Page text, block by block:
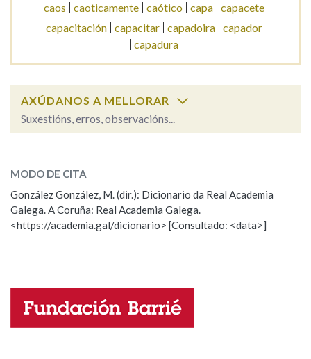
caos caoticamente caótico capa
capacete
capacitación
capacitar capadoira
capador
capadura
AXÚDANOS A MELLORAR
Suxestións, erros, observacións...
ESCOLLE UNHA OPCIÓN:
Observación Hai un erro na palabra
Propoño mellorar a definición
Nome
MODO DE CITA
González González, M. (dir.): Dicionario da Real Academia
Galega. A Coruña: Real Academia Galega.
<https://academia.gal/dicionario> [Consultado: <data>]